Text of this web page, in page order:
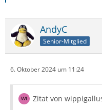
AndyC
Senior-Mitglied
6. Oktober 2024 um 11:24
Zitat von